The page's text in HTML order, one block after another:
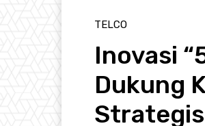
TELCO
Inovasi
Dukung
Strategis